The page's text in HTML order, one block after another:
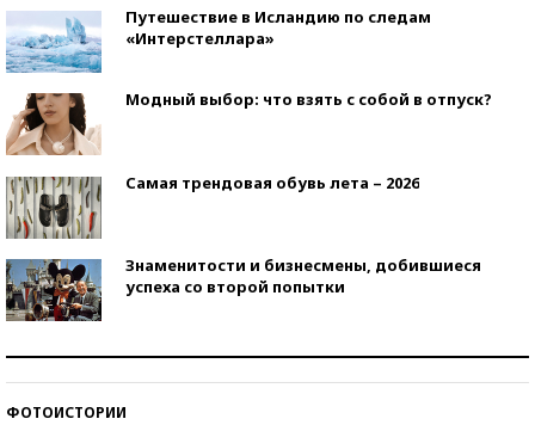
Путешествие в Исландию по следам
«Интерстеллара»
Модный выбор: что взять с собой в отпуск?
Самая трендовая обувь лета – 2026
Знаменитости и бизнесмены, добившиеся
успеха со второй попытки
ФОТОИСТОРИИ